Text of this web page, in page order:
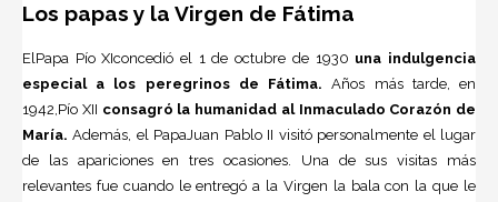
Los papas y la Virgen de Fátima
ElPapa Pío XIconcedió el 1 de octubre de 1930 una indulgencia
especial a los peregrinos de Fátima.Años más tarde, en
1942,Pío XII consagró la humanidad al Inmaculado Corazón de
María. Además, el PapaJuan Pablo II visitó personalmente el lugar
de las apariciones en tres ocasiones. Una de sus visitas más
relevantes fue cuando le entregó a la Virgen la bala con la que le